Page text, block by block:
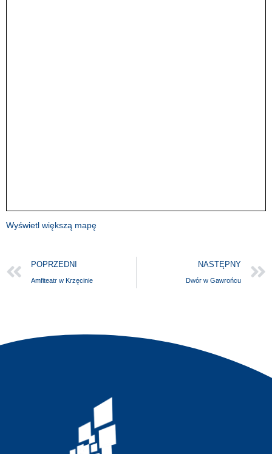
Wyświetl większą mapę
POPRZEDNI
Amfiteatr w Krzęcinie
NASTĘPNY
Dwór w Gawrońcu